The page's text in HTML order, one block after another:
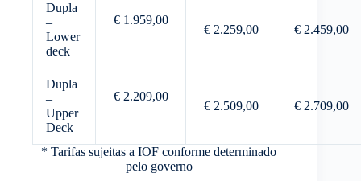
Dupla
–
Lower
deck
€ 1.959,00
€ 2.259,00 € 2.459,00
Dupla
–
Upper
Deck
€ 2.209,00
€ 2.509,00 € 2.709,00
* Tarifas sujeitas a IOF conforme determinado
pelo governo